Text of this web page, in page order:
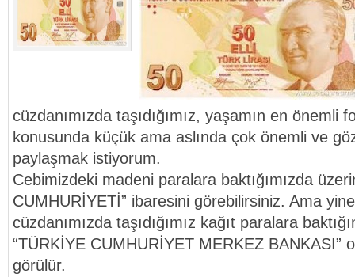
cüzdanımızda taşıdığımız, yaşamın en önemli
konusunda küçük ama aslında çok önemli ve
paylaşmak istiyorum.
Cebimizdeki madeni paralara baktığımızda
CUMHURİYETİ” ibaresini görebilirsiniz. Ama
cüzdanımızda taşıdığımız kağıt paralara
“TÜRKİYE CUMHURİYET MERKEZ BANKASI”
görülür.